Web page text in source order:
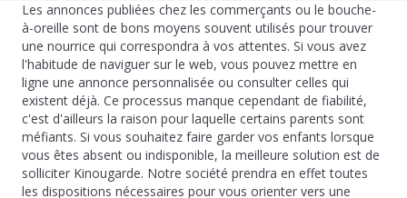
Les annonces publiées chez les commerçants ou le bouche-
à-oreille sont de bons moyens souvent utilisés pour trouver
une nourrice qui correspondra à vos attentes. Si vous avez
l'habitude de naviguer sur le web, vous pouvez mettre en
ligne une annonce personnalisée ou consulter celles qui
existent déjà. Ce processus manque cependant de fiabilité,
c'est d'ailleurs la raison pour laquelle certains parents sont
méfiants. Si vous souhaitez faire garder vos enfants lorsque
vous êtes absent ou indisponible, la meilleure solution est de
solliciter Kinougarde. Notre société prendra en effet toutes
les dispositions nécessaires pour vous orienter vers une